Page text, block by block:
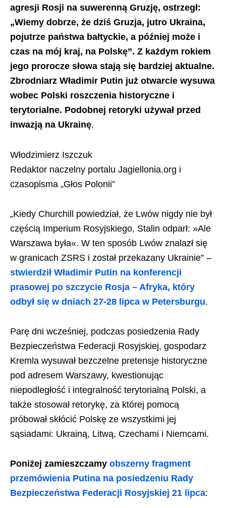
agresji Rosji na suwerenną Gruzję, ostrzegł:
„Wiemy dobrze, że dziś Gruzja, jutro Ukraina,
pojutrze państwa bałtyckie, a później może i
czas na mój kraj, na Polskę”. Z każdym rokiem
jego prorocze słowa stają się bardziej aktualne.
Zbrodniarz Władimir Putin już otwarcie wysuwa
wobec Polski roszczenia historyczne i
terytorialne. Podobnej retoryki używał przed
inwazją na Ukrainę.
Włodzimierz Iszczuk
Redaktor naczelny portalu Jagiellonia.org i
czasopisma „Głos Polonii”
„Kiedy Churchill powiedział, że Lwów nigdy nie był
częścią Imperium Rosyjskiego, Stalin odparł: »Ale
Warszawa była«. W ten sposób Lwów znalazł się
w granicach ZSRS i został przekazany Ukrainie” –
stwierdził Władimir Putin na konferencji
prasowej po szczycie Rosja – Afryka, który
odbył się w dniach 27-28 lipca w Petersburgu.
Parę dni wcześniej, podczas posiedzenia Rady
Bezpieczeństwa Federacji Rosyjskiej, gospodarz
Kremla wysuwał bezczelne pretensje historyczne
pod adresem Warszawy, kwestionując
niepodległość i integralność terytorialną Polski, a
także stosował retorykę, za której pomocą
próbował skłócić Polskę ze wszystkimi jej
sąsiadami: Ukrainą, Litwą, Czechami i Niemcami.
Poniżej zamieszczamy obszerny fragment
przemówienia Putina na posiedzeniu Rady
Bezpieczeństwa Federacji Rosyjskiej 21 lipca: